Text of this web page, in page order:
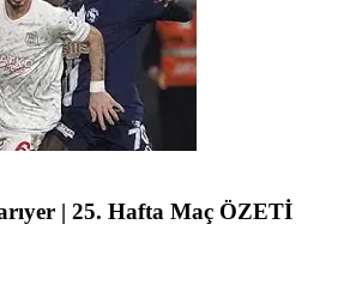
| 25. Hafta Maç ÖZETİ